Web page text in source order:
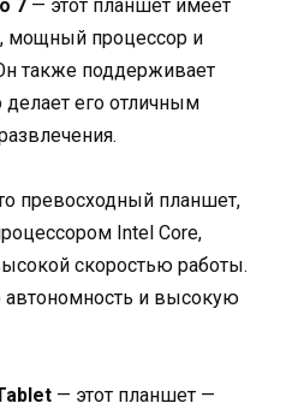
7 — этот планшет имеет
мощный процессор и
также поддерживает
делает его отличным
превосходный планшет,
Intel Core,
скоростью работы.
и высокую
— этот планшет —